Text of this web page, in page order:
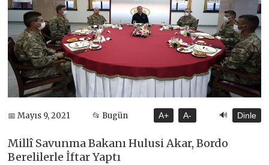
📅 Mayıs 9, 2021 📂 Bugün A+ A- 🔊 Dinle
Millî Savunma Bakanı Hulusi Akar, Bordo
Berelilerle İftar Yaptı